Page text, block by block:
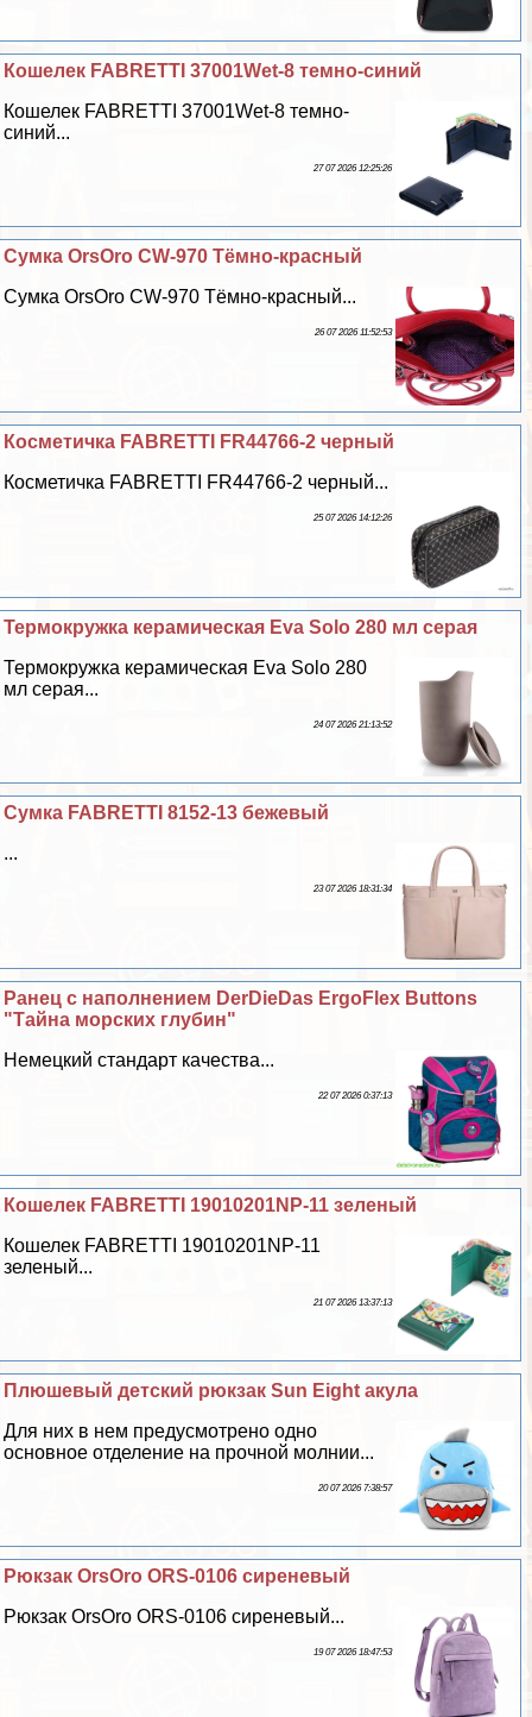
Кошелек FABRETTI 37001Wet-8 темно-синий
Кошелек FABRETTI 37001Wet-8 темно-
синий...
27 07 2026 12:25:26
Сумка OrsOro CW-970 Тёмно-красный
Сумка OrsOro CW-970 Тёмно-красный...
26 07 2026 11:52:53
Косметичка FABRETTI FR44766-2 черный
Косметичка FABRETTI FR44766-2 черный...
25 07 2026 14:12:26
Термокружка керамическая Eva Solo 280 мл серая
Термокружка керамическая Eva Solo 280
мл серая...
24 07 2026 21:13:52
Сумка FABRETTI 8152-13 бежевый
...
23 07 2026 18:31:34
Ранец с наполнением DerDieDas ErgoFlex Buttons
"Тайна морских глубин"
Немецкий стандарт качества...
22 07 2026 0:37:13
Кошелек FABRETTI 19010201NP-11 зеленый
Кошелек FABRETTI 19010201NP-11
зеленый...
21 07 2026 13:37:13
Плюшевый детский рюкзак Sun Eight акула
Для них в нем предусмотрено одно
основное отделение на прочной молнии...
20 07 2026 7:38:57
Рюкзак OrsOro ORS-0106 сиреневый
Рюкзак OrsOro ORS-0106 сиреневый...
19 07 2026 18:47:53